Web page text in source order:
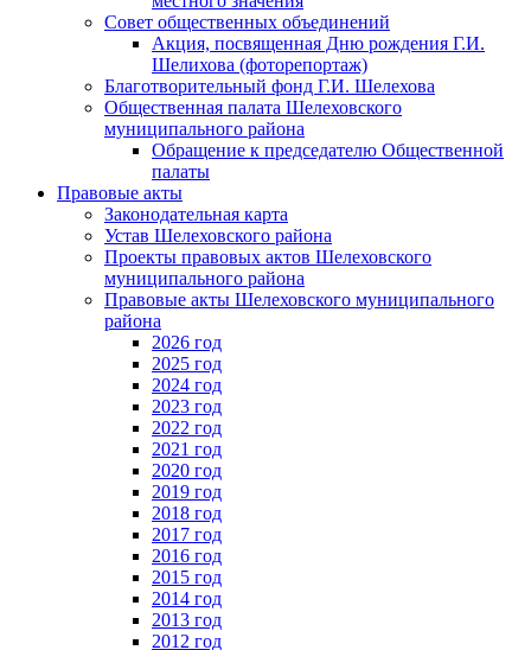
Совет общественных объединений
Акция, посвященная Дню рождения Г.И.
Шелихова (фоторепортаж)
Благотворительный фонд Г.И. Шелехова
Общественная палата Шелеховского
муниципального района
Обращение к председателю Общественной
палаты
Правовые акты
Законодательная карта
Устав Шелеховского района
Проекты правовых актов Шелеховского
муниципального района
Правовые акты Шелеховского муниципального
района
2026 год
2025 год
2024 год
2023 год
2022 год
2021 год
2020 год
2019 год
2018 год
2017 год
2016 год
2015 год
2014 год
2013 год
2012 год